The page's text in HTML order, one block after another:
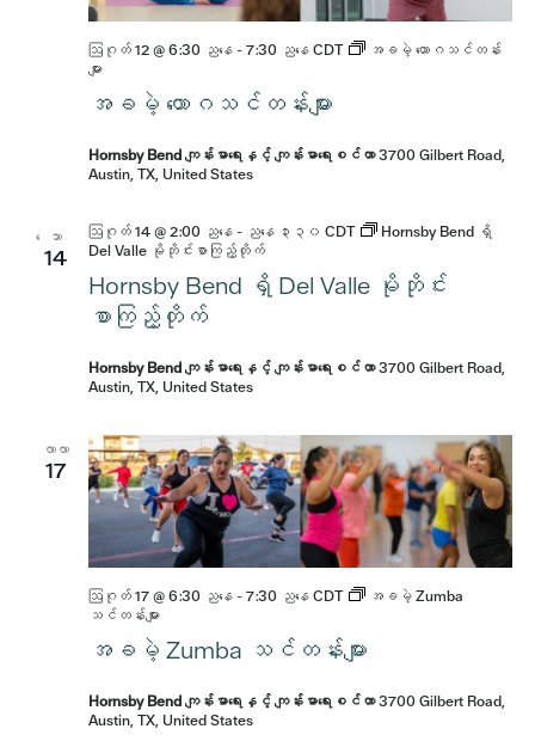
အခမဲ့ ယောဂသင်တန်းများ
ဩဂုတ် 12 @ 6:30 ညနေ-7:30 ညနေ CDT
အခမဲ့ ယောဂသင်တန်း
များ
Hornsby Bend ကျန်းမာရေးနှင့် ကျန်းမာရေးစင်တာ3700 Gilbert Road,
Austin, TX, United States
ေသာ
14
Hornsby Bend ရှိ Del Valle မိုဘိုင်း
စာကြည့်တိုက်
ဩဂုတ် 14 @ 2:00 ညနေ- ညနေ ၃း၃၀ CDT
Hornsby Bend ရှိ
Del Valle မိုဘိုင်းစာကြည့်တိုက်
Hornsby Bend ကျန်းမာရေးနှင့် ကျန်းမာရေးစင်တာ3700 Gilbert Road,
Austin, TX, United States
လာလာ
17
အခမဲ့ Zumba သင်တန်းများ
ဩဂုတ် 17 @ 6:30 ညနေ-7:30 ညနေ CDT
အခမဲ့ Zumba
သင်တန်းများ
Hornsby Bend ကျန်းမာရေးနှင့် ကျန်းမာရေးစင်တာ3700 Gilbert Road,
Austin, TX, United States